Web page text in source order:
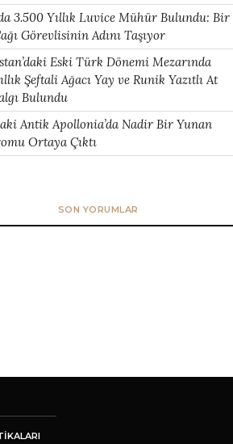
3.500 Yıllık Luvice Mühür Bulundu: Bir
Görevlisinin Adını Taşıyor
Eski Türk Dönemi Mezarında
Şeftali Ağacı Yay ve Runik Yazıtlı At
Bulundu
Antik Apollonia’da Nadir Bir Yunan
Ortaya Çıktı
SON YORUMLAR